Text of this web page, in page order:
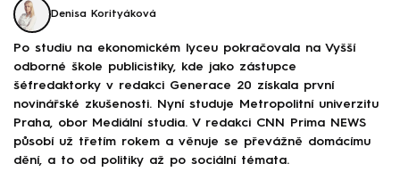
Denisa Korityáková
Po studiu na ekonomickém lyceu pokračovala na Vyšší
odborné škole publicistiky, kde jako zástupce
šéfredaktorky v redakci Generace 20 získala první
novinářské zkušenosti. Nyní studuje Metropolitní univerzitu
Praha, obor Mediální studia. V redakci CNN Prima NEWS
působí už třetím rokem a věnuje se převážně domácímu
dění, a to od politiky až po sociální témata.